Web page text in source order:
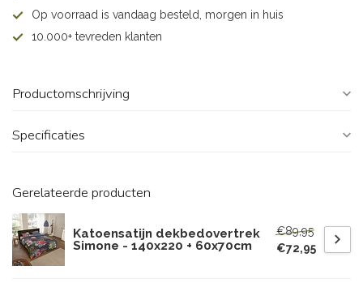
Op voorraad is vandaag besteld, morgen in huis
10.000+ tevreden klanten
Productomschrijving
Specificaties
Gerelateerde producten
Katoensatijn dekbedovertrek
Simone - 140x220 + 60x70cm
€89,95
€72,95